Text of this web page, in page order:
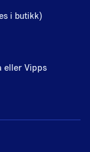
i butikk)
eller Vipps